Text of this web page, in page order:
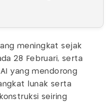
meningkat sejak
28 Februari, serta
yang mendorong
lunak serta
seiring